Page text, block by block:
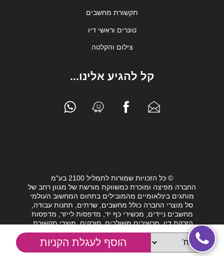
תקשורת מחשבים
טונרים וראשי דיו
צילום והקלטה
קל להגיע אלינו...
© כל הזכויות שמורות לתמליל 2100 בע"מ
החברה מפיצה ומוכרת כמשווקת מורשת של מגוון רחב של
מותגים בינלאומיים מהמובילים בתחום המחשוב העולמי
סל מוצרי החברה כולל מחשבים, שרתים, תחנות עבודה,
מחשבים ניידים, מכשירי כף יד, מדפסות לייזר, מדפסות
הזרקת דיו, מכשירים משולבים, סורקים, מוצרי תקשורת,
חלקי מחשב, כונני גיבוי וציוד נלווה מגוון לעולם המחשבים.